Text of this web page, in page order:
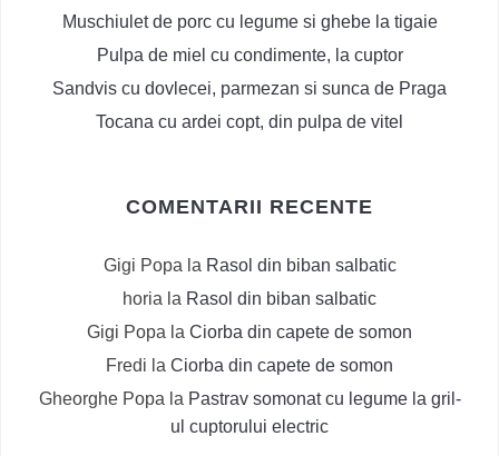
Muschiulet de porc cu legume si ghebe la tigaie
Pulpa de miel cu condimente, la cuptor
Sandvis cu dovlecei, parmezan si sunca de Praga
Tocana cu ardei copt, din pulpa de vitel
COMENTARII RECENTE
Gigi Popala Rasol din biban salbatic
horia la Rasol din biban salbatic
Gigi Popa la Ciorba din capete de somon
Fredi la Ciorba din capete de somon
Gheorghe Popala Pastrav somonat cu legume la gril-
ul cuptorului electric